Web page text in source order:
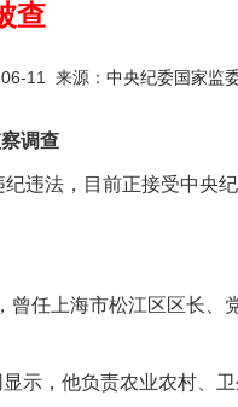
查
11 来源： 中央纪委国家监
调查
法，目前正接受中央
任上海市松江区区长、
，他负责农业农村、卫